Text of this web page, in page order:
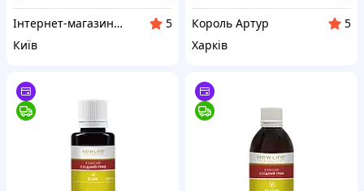
Інтернет-магазин АРГО
5
Київ
Король Артур
5
Харків